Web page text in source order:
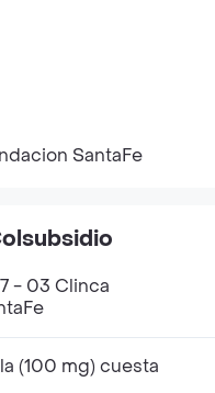
SantaFe
7 - 03 Clinca
(100 mg) cuesta